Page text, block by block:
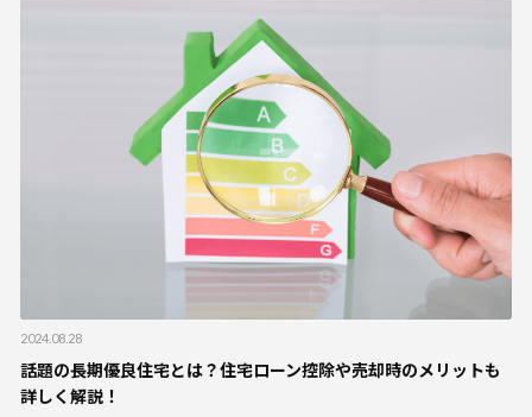
2024.08.28
話題の長期優良住宅とは？住宅ローン控除や売却時のメリットも
詳しく解説！